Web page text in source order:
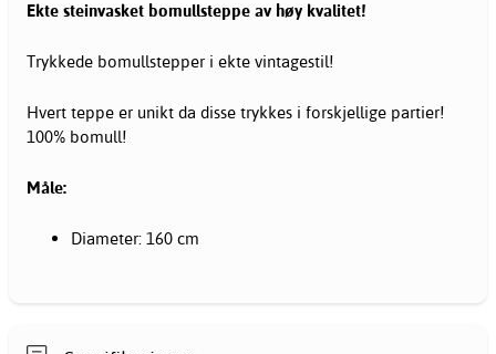
Ekte steinvasket bomullsteppe av høy kvalitet!
Trykkede bomullstepper i ekte vintagestil!
Hvert teppe er unikt da disse trykkes i forskjellige partier!
100% bomull!
Måle:
Diameter: 160 cm